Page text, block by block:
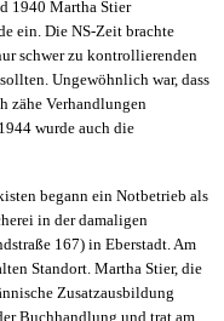
1940 Martha Stier
ein. Die NS-Zeit brachte
schwer zu kontrollierenden
Ungewöhnlich war, dass
zähe Verhandlungen
wurde auch die
begann ein Notbetrieb als
in der damaligen
167) in Eberstadt. Am
Standort. Martha Stier, die
Zusatzausbildung
Buchhandlung und trat am